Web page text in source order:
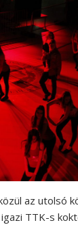
az utolsó
TTK-s